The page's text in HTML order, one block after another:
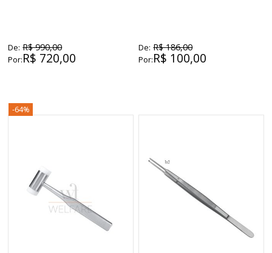
De: R$ 990,00
Por:R$ 720,00
De: R$ 186,00
Por:R$ 100,00
-64%